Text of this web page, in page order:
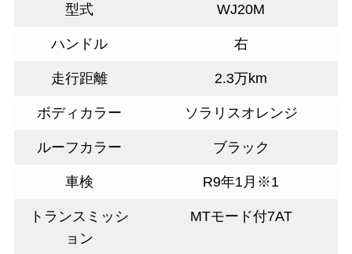
型式 WJ20M
ハンドル 右
走行距離 2.3万km
ボディカラー ソラリスオレンジ
ルーフカラー ブラック
車検 R9年1月※1
トランスミッシ
ョン
MTモード付7AT